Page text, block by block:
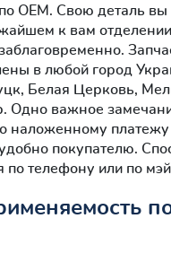
OEM. Свою деталь
к вам
в любой город
Белая Церковь,
Одно важное
наложенному
покупателю.
по телефону или по